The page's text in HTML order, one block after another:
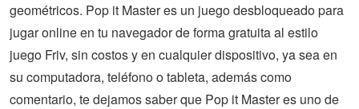
geométricos. Pop it Master es un juego desbloqueado para
jugar online en tu navegador de forma gratuita al estilo
juego Friv, sin costos y en cualquier dispositivo, ya sea en
su computadora, teléfono o tableta, además como
comentario, te dejamos saber que Pop it Master es uno de